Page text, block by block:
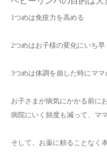
1つめは免疫力を高める
2つめはお子様の変化にいち
3つめは体調を崩した時にマ
お子さまが病気にかかる前に
病院にいく頻度も減って、マ
そして、お薬に頼ることなく